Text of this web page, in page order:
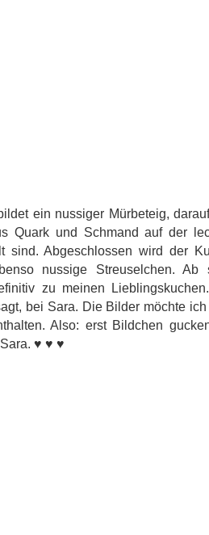
ein nussiger Mürbeteig,
Quark und Schmand auf der
sind. Abgeschlossen wird der
nussige Streuselchen. Ab
zu meinen
bei Sara. Die Bilder möchte
Also: erst Bildchen
♥ ♥ ♥